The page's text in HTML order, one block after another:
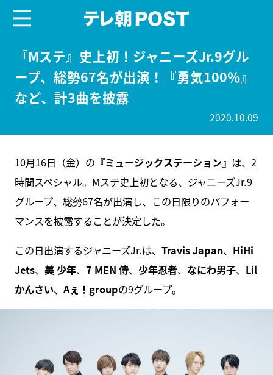
『Mステ』史上初！ジャニーズJr.9グル
ープ、総勢67名が出演！『勇気100％』
など、計3曲を披露
2020.10.09
10月16日（金）の 『ミュージックステーション』 は、2
時間スペシャル。Mステ史上初となる、ジャニーズJr.9
グループ、総勢67名が出演し、この日限りのパフォー
マンスを披露することが決定した。
この日出演するジャニーズJr.は、 Travis Japan、 HiHi
Jets、 美 少年、 7 MEN 侍、 少年忍者、 なにわ男子、 Lil
かんさい、 Aぇ！groupの9グループ。